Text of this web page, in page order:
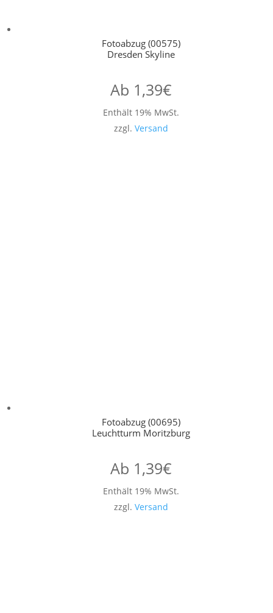
Fotoabzug (00575)
Dresden Skyline
Ab 1,39€
Enthält 19% MwSt.
zzgl. Versand
Fotoabzug (00695)
Leuchtturm Moritzburg
Ab 1,39€
Enthält 19% MwSt.
zzgl. Versand